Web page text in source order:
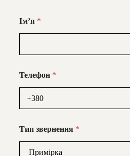
Імʼя *
Телефон *
Тип звернення *